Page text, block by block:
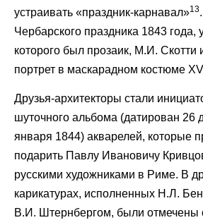
устраивать «праздник-карнавал»13
Чербарского праздника 1843 года,
которого был прозаик, М.И. Скотти
портрет в маскарадном костюме
Друзья-архитекторы стали
шуточного альбома (датирован 26
января 1844) акварелей, которые
подарить Павлу Ивановичу
русскими художниками в Риме. В
карикатурах, исполненных Н.Л.
В.И. Штернбергом, были отмечены